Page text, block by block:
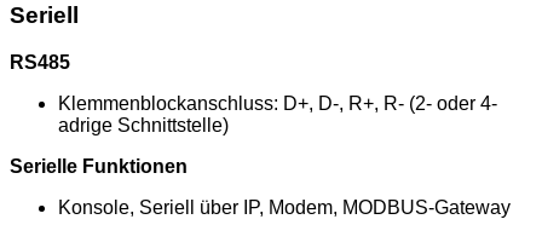
Seriell
RS485
Klemmenblockanschluss: D+, D-, R+, R- (2- oder 4-
adrige Schnittstelle)
Serielle Funktionen
Konsole, Seriell über IP, Modem, MODBUS-Gateway